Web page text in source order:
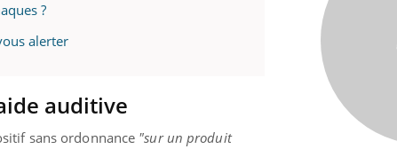
?
alerter
auditive
sans ordonnance "sur un produit